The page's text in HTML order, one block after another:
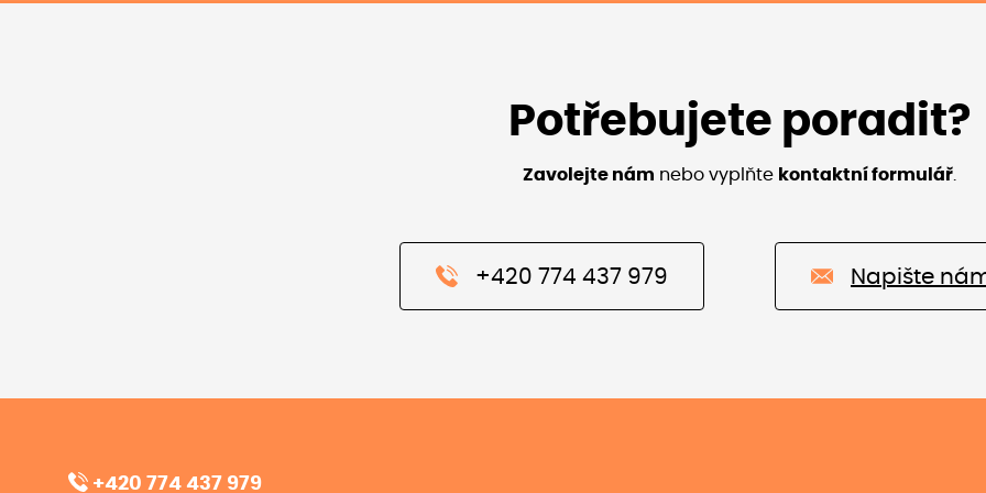
Potřebujete poradit?
Zavolejte nám nebo vyplňte kontaktní formulář.
+420 774 437 979 Napište
+420 774 437 979